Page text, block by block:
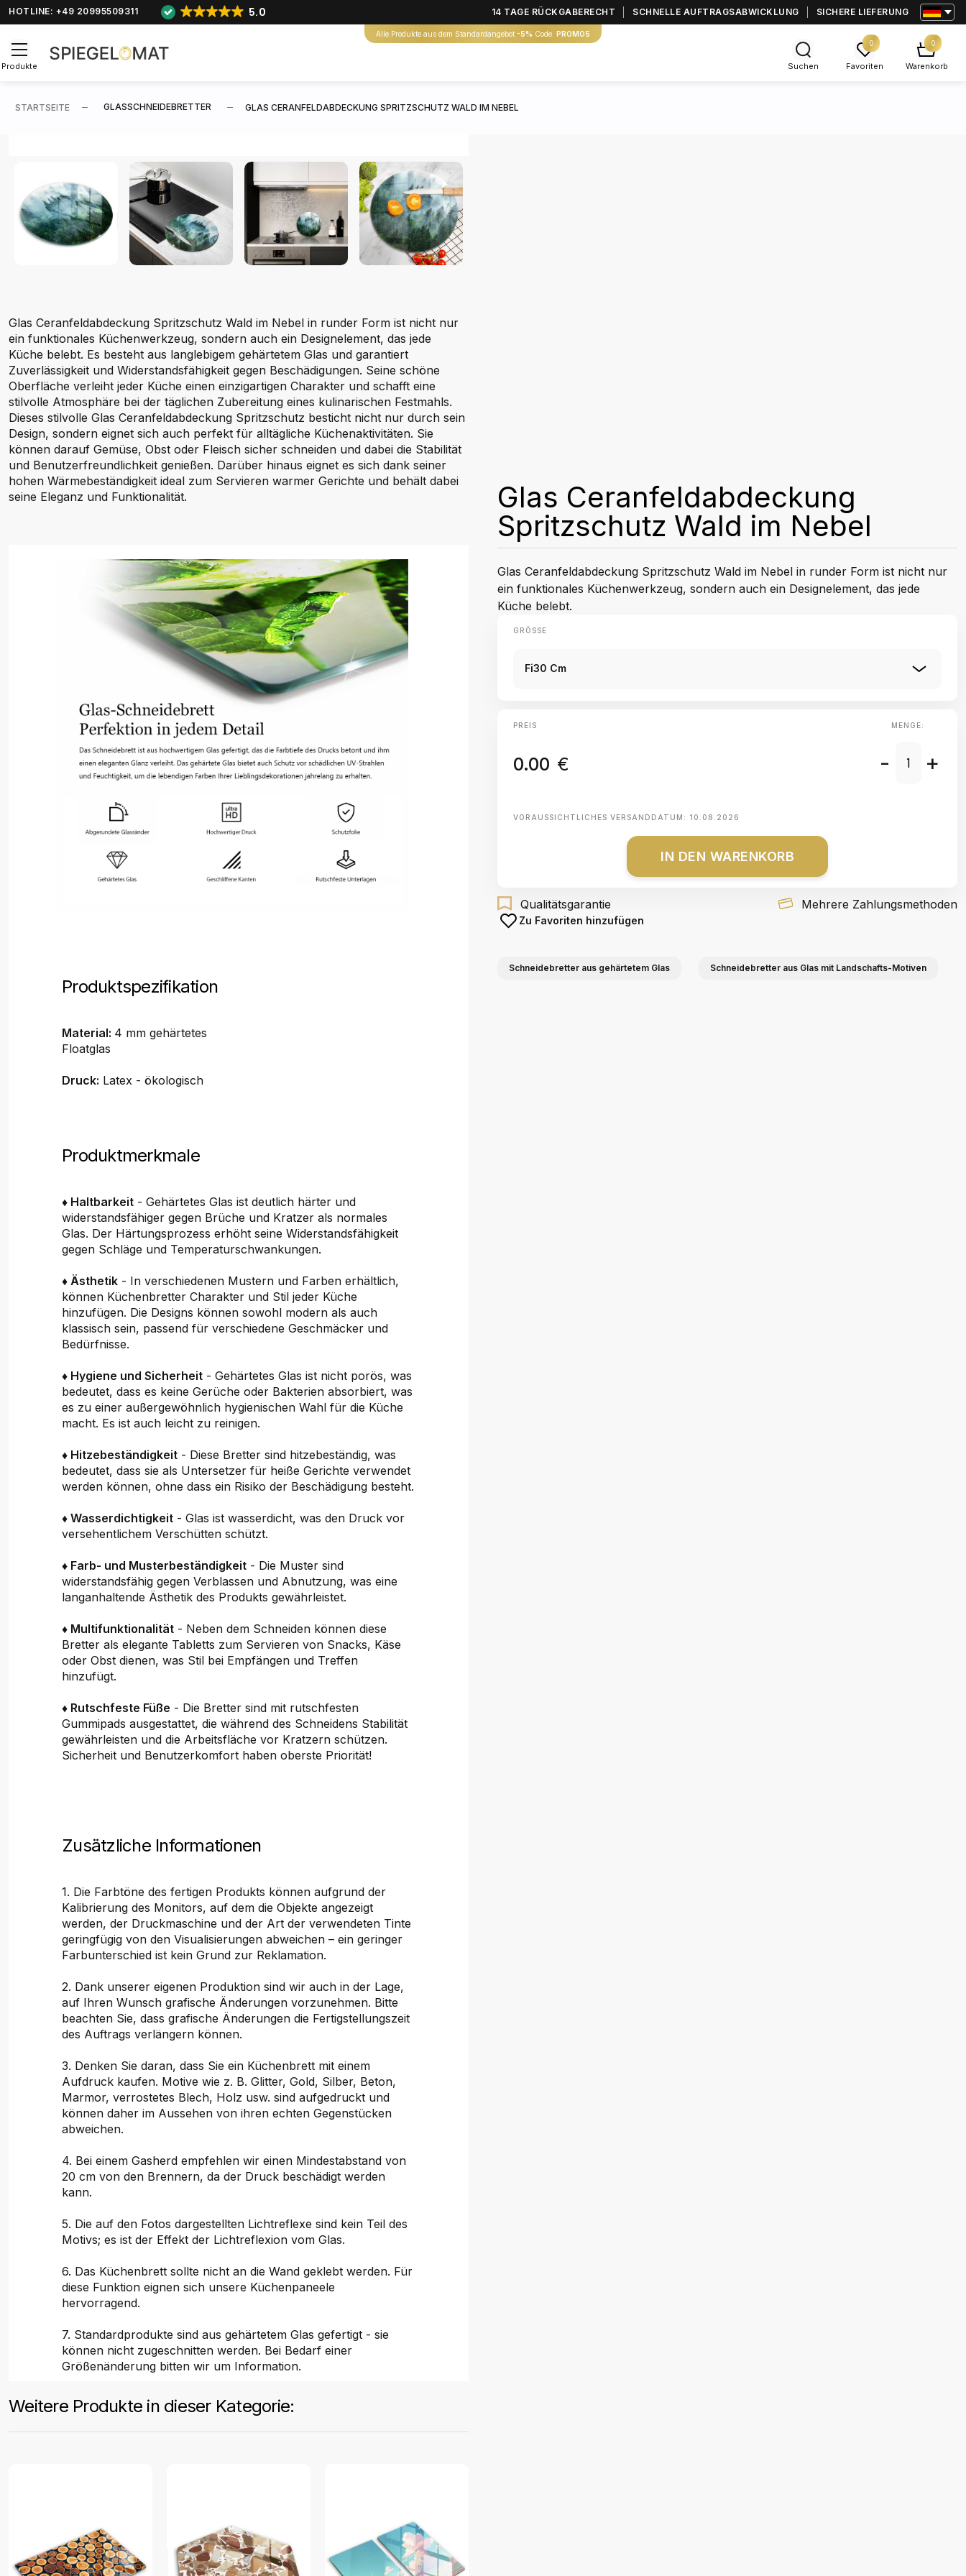
HOTLINE: +49 20995509311 5.0 14 TAGE RÜCKGABERECHT SCHNELLE AUFTRAGSABWICKLUNG SICHERE LIEFERUNG
Alle Produkte aus dem Standardangebot -5% Code: PROMO5
Produkte Suchen
0
Favoriten
0
Warenkorb
STARTSEITE GLASSCHNEIDEBRETTER GLAS CERANFELDABDECKUNG SPRITZSCHUTZ WALD IM NEBEL
Glas Ceranfeldabdeckung Spritzschutz Wald im Nebel in runder Form ist nicht nur
ein funktionales Küchenwerkzeug, sondern auch ein Designelement, das jede
Küche belebt. Es besteht aus langlebigem gehärtetem Glas und garantiert
Zuverlässigkeit und Widerstandsfähigkeit gegen Beschädigungen. Seine schöne
Oberfläche verleiht jeder Küche einen einzigartigen Charakter und schafft eine
stilvolle Atmosphäre bei der täglichen Zubereitung eines kulinarischen Festmahls.
Dieses stilvolle Glas Ceranfeldabdeckung Spritzschutz besticht nicht nur durch sein
Design, sondern eignet sich auch perfekt für alltägliche Küchenaktivitäten. Sie
können darauf Gemüse, Obst oder Fleisch sicher schneiden und dabei die Stabilität
und Benutzerfreundlichkeit genießen. Darüber hinaus eignet es sich dank seiner
hohen Wärmebeständigkeit ideal zum Servieren warmer Gerichte und behält dabei
seine Eleganz und Funktionalität.
Produktspezifikation
Material: 4 mm gehärtetes
Floatglas
Druck: Latex - ökologisch
Produktmerkmale
♦ Haltbarkeit - Gehärtetes Glas ist deutlich härter und
widerstandsfähiger gegen Brüche und Kratzer als normales
Glas. Der Härtungsprozess erhöht seine Widerstandsfähigkeit
gegen Schläge und Temperaturschwankungen.
♦ Ästhetik - In verschiedenen Mustern und Farben erhältlich,
können Küchenbretter Charakter und Stil jeder Küche
hinzufügen. Die Designs können sowohl modern als auch
klassisch sein, passend für verschiedene Geschmäcker und
Bedürfnisse.
♦ Hygiene und Sicherheit - Gehärtetes Glas ist nicht porös, was
bedeutet, dass es keine Gerüche oder Bakterien absorbiert, was
es zu einer außergewöhnlich hygienischen Wahl für die Küche
macht. Es ist auch leicht zu reinigen.
♦ Hitzebeständigkeit - Diese Bretter sind hitzebeständig, was
bedeutet, dass sie als Untersetzer für heiße Gerichte verwendet
werden können, ohne dass ein Risiko der Beschädigung besteht.
♦ Wasserdichtigkeit - Glas ist wasserdicht, was den Druck vor
versehentlichem Verschütten schützt.
♦ Farb- und Musterbeständigkeit - Die Muster sind
widerstandsfähig gegen Verblassen und Abnutzung, was eine
langanhaltende Ästhetik des Produkts gewährleistet.
♦ Multifunktionalität - Neben dem Schneiden können diese
Bretter als elegante Tabletts zum Servieren von Snacks, Käse
oder Obst dienen, was Stil bei Empfängen und Treffen
hinzufügt.
♦ Rutschfeste Füße - Die Bretter sind mit rutschfesten
Gummipads ausgestattet, die während des Schneidens Stabilität
gewährleisten und die Arbeitsfläche vor Kratzern schützen.
Sicherheit und Benutzerkomfort haben oberste Priorität!
Zusätzliche Informationen
1. Die Farbtöne des fertigen Produkts können aufgrund der
Kalibrierung des Monitors, auf dem die Objekte angezeigt
werden, der Druckmaschine und der Art der verwendeten Tinte
geringfügig von den Visualisierungen abweichen – ein geringer
Farbunterschied ist kein Grund zur Reklamation.
2. Dank unserer eigenen Produktion sind wir auch in der Lage,
auf Ihren Wunsch grafische Änderungen vorzunehmen. Bitte
beachten Sie, dass grafische Änderungen die Fertigstellungszeit
des Auftrags verlängern können.
3. Denken Sie daran, dass Sie ein Küchenbrett mit einem
Aufdruck kaufen. Motive wie z. B. Glitter, Gold, Silber, Beton,
Marmor, verrostetes Blech, Holz usw. sind aufgedruckt und
können daher im Aussehen von ihren echten Gegenstücken
abweichen.
4. Bei einem Gasherd empfehlen wir einen Mindestabstand von
20 cm von den Brennern, da der Druck beschädigt werden
kann.
5. Die auf den Fotos dargestellten Lichtreflexe sind kein Teil des
Motivs; es ist der Effekt der Lichtreflexion vom Glas.
6. Das Küchenbrett sollte nicht an die Wand geklebt werden. Für
diese Funktion eignen sich unsere Küchenpaneele
hervorragend.
7. Standardprodukte sind aus gehärtetem Glas gefertigt - sie
können nicht zugeschnitten werden. Bei Bedarf einer
Größenänderung bitten wir um Information.
Weitere Produkte in dieser Kategorie:
Glas Ceranfeldabdeckung
Spritzschutz Wald im Nebel
Glas Ceranfeldabdeckung Spritzschutz Wald im Nebel in runder Form ist nicht nur
ein funktionales Küchenwerkzeug, sondern auch ein Designelement, das jede
Küche belebt.
GRÖSSE
Fi30 Cm
PREIS
0.00 €
MENGE:
- +
VORAUSSICHTLICHES VERSANDDATUM: 10.08.2026
IN DEN WARENKORB
Qualitätsgarantie Mehrere Zahlungsmethoden
Zu Favoriten hinzufügen
Schneidebretter aus gehärtetem Glas Schneidebretter aus Glas mit Landschafts-Motiven